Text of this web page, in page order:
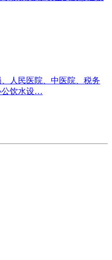
人民医院、中医院、税务
公饮水设…